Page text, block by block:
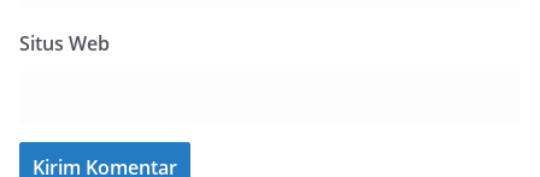
Situs Web